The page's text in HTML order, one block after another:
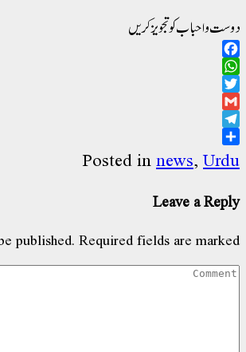
دوست و احباب کو تجویز کریں
Facebook
WhatsApp
Twitter
Gmail
Telegram
Share
Posted innews, Urdu
Leave a Reply
published. Required fields are marked